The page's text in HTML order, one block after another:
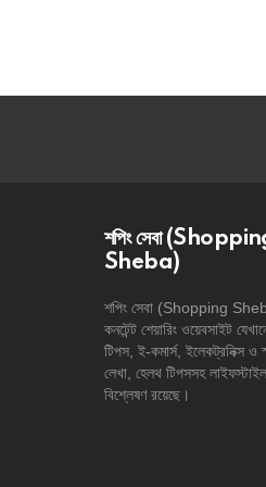
শপিং সেবা
Sheba)
শপিং সেবা (Shopping
কনটেন্ট শেয়ারিং ওয়েবসাইট
টিপস, ই-কমার্স, ইলেকট্রনিক্স ও
লেখা, হেলথ টিপসসহ
বিশ্লেষণ রয়েছে।